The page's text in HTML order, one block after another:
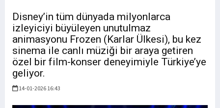
Disney’in tüm dünyada milyonlarca
izleyiciyi büyüleyen unutulmaz
animasyonu Frozen (Karlar Ülkesi), bu kez
sinema ile canlı müziği bir araya getiren
özel bir film-konser deneyimiyle Türkiye’ye
geliyor.
14-01-2026 16:43